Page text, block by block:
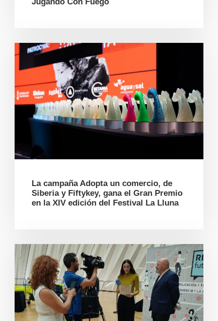
Jugando Con Fuego
La campaña Adopta un comercio, de
Siberia y Fiftykey, gana el Gran Premio
en la XIV edición del Festival La Lluna